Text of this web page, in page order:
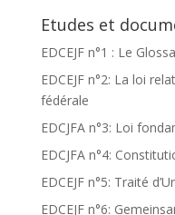
Etudes et
EDCEJF n°1 : Le
EDCEJF n°2: La loi
fédérale
EDCJFA n°3: Loi
EDCJFA n°4:
EDCEJF n°5: Traité
EDCEJF n°6: